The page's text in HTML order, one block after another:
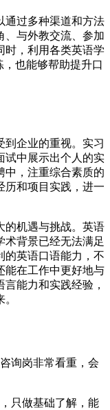
通过多种渠道和方法
、与外教交流、参加
时，利用各类英语学
也能够帮助提升口
到企业的重视。实习
试中展示出个人的实
中，注重综合素质的
历和项目实践，进一
的机遇与挑战。英语
术背景已经无法满足
的英语口语能力，不
能在工作中更好地与
能力和实践经验，
询岗非常看重，会
只做基础了解，能